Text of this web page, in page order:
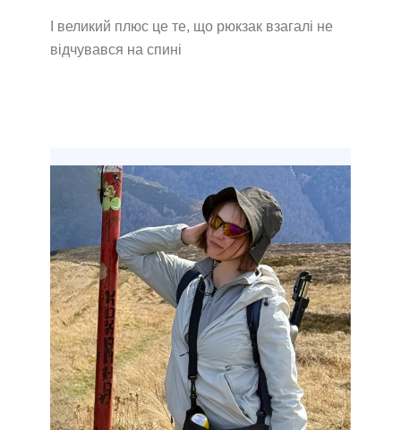
І великий плюс це те, що рюкзак взагалі не
відчувався на спині